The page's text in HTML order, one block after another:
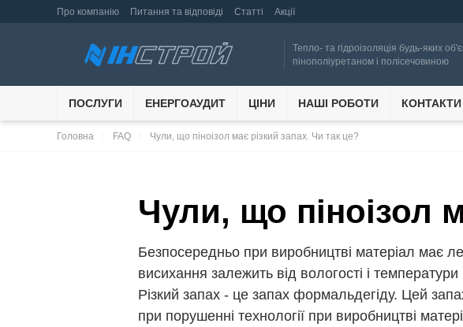
Про компанію Питання та відповіді Статті Акції
Тепло- та гідроізоляція будь-яких
пінополіуретаном і полісечовиною
ПОСЛУГИ ЕНЕРГОАУДИТ ЦІНИ НАШІ РОБОТИ КОНТАКТИ
Головна FAQ Чули, що піноізол має різкий запах. Чи так це?
Чули, що піноізол
Безпосередньо при виробництві матеріал має
висихання залежить від вологості і
Різкий запах - це запах формальдегіду. Цей
при порушенні технології при виробництві